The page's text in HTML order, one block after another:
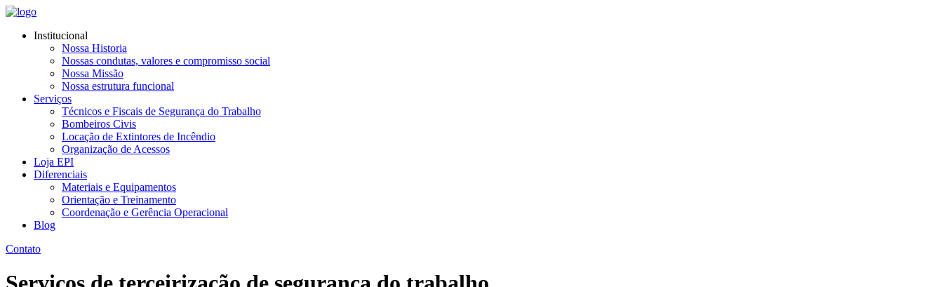
Institucional
Nossa Historia
Nossas condutas, valores e compromisso social
Nossa Missão
Nossa estrutura funcional
Serviços
Técnicos e Fiscais de Segurança do Trabalho
Bombeiros Civis
Locação de Extintores de Incêndio
Organização de Acessos
Loja EPI
Diferenciais
Materiais e Equipamentos
Orientação e Treinamento
Coordenação e Gerência Operacional
Blog
Contato